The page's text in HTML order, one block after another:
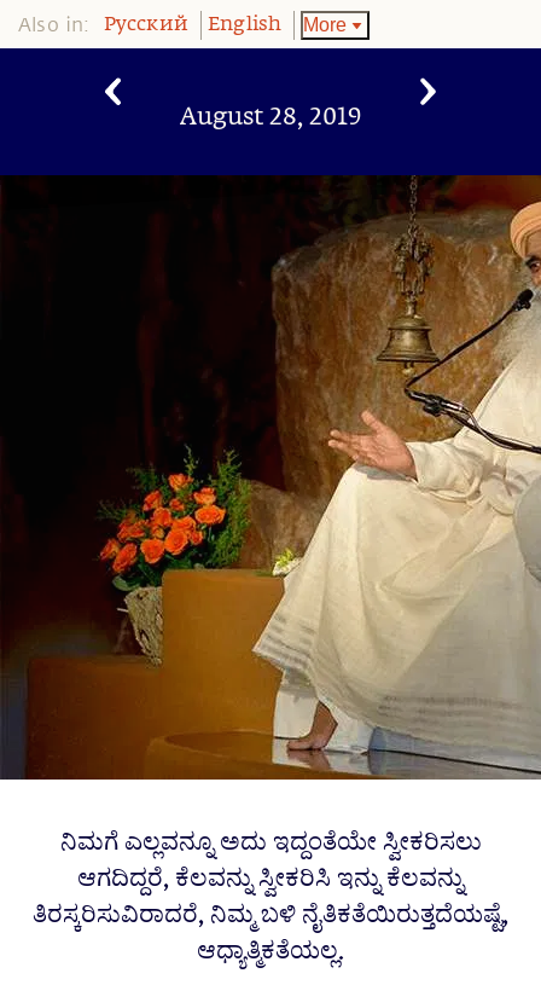
Also in: Pусский English More
August 28, 2019
ನಿಮಗೆ ಎಲ್ಲವನ್ನೂ ಅದು ಇದ್ದಂತೆಯೇ ಸ್ವೀಕರಿಸಲು
ಆಗದಿದ್ದರೆ, ಕೆಲವನ್ನು ಸ್ವೀಕರಿಸಿ ಇನ್ನು ಕೆಲವನ್ನು
ತಿರಸ್ಕರಿಸುವಿರಾದರೆ, ನಿಮ್ಮ ಬಳಿ ನೈತಿಕತೆಯಿರುತ್ತದೆಯಷ್ಟೆ,
ಆಧ್ಯಾತ್ಮಿಕತೆಯಲ್ಲ.